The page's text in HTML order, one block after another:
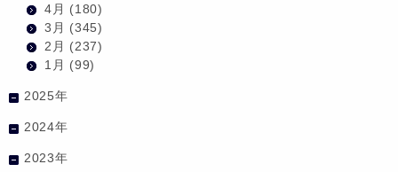
4月 (180)
3月 (345)
2月 (237)
1月 (99)
2025年
2024年
2023年